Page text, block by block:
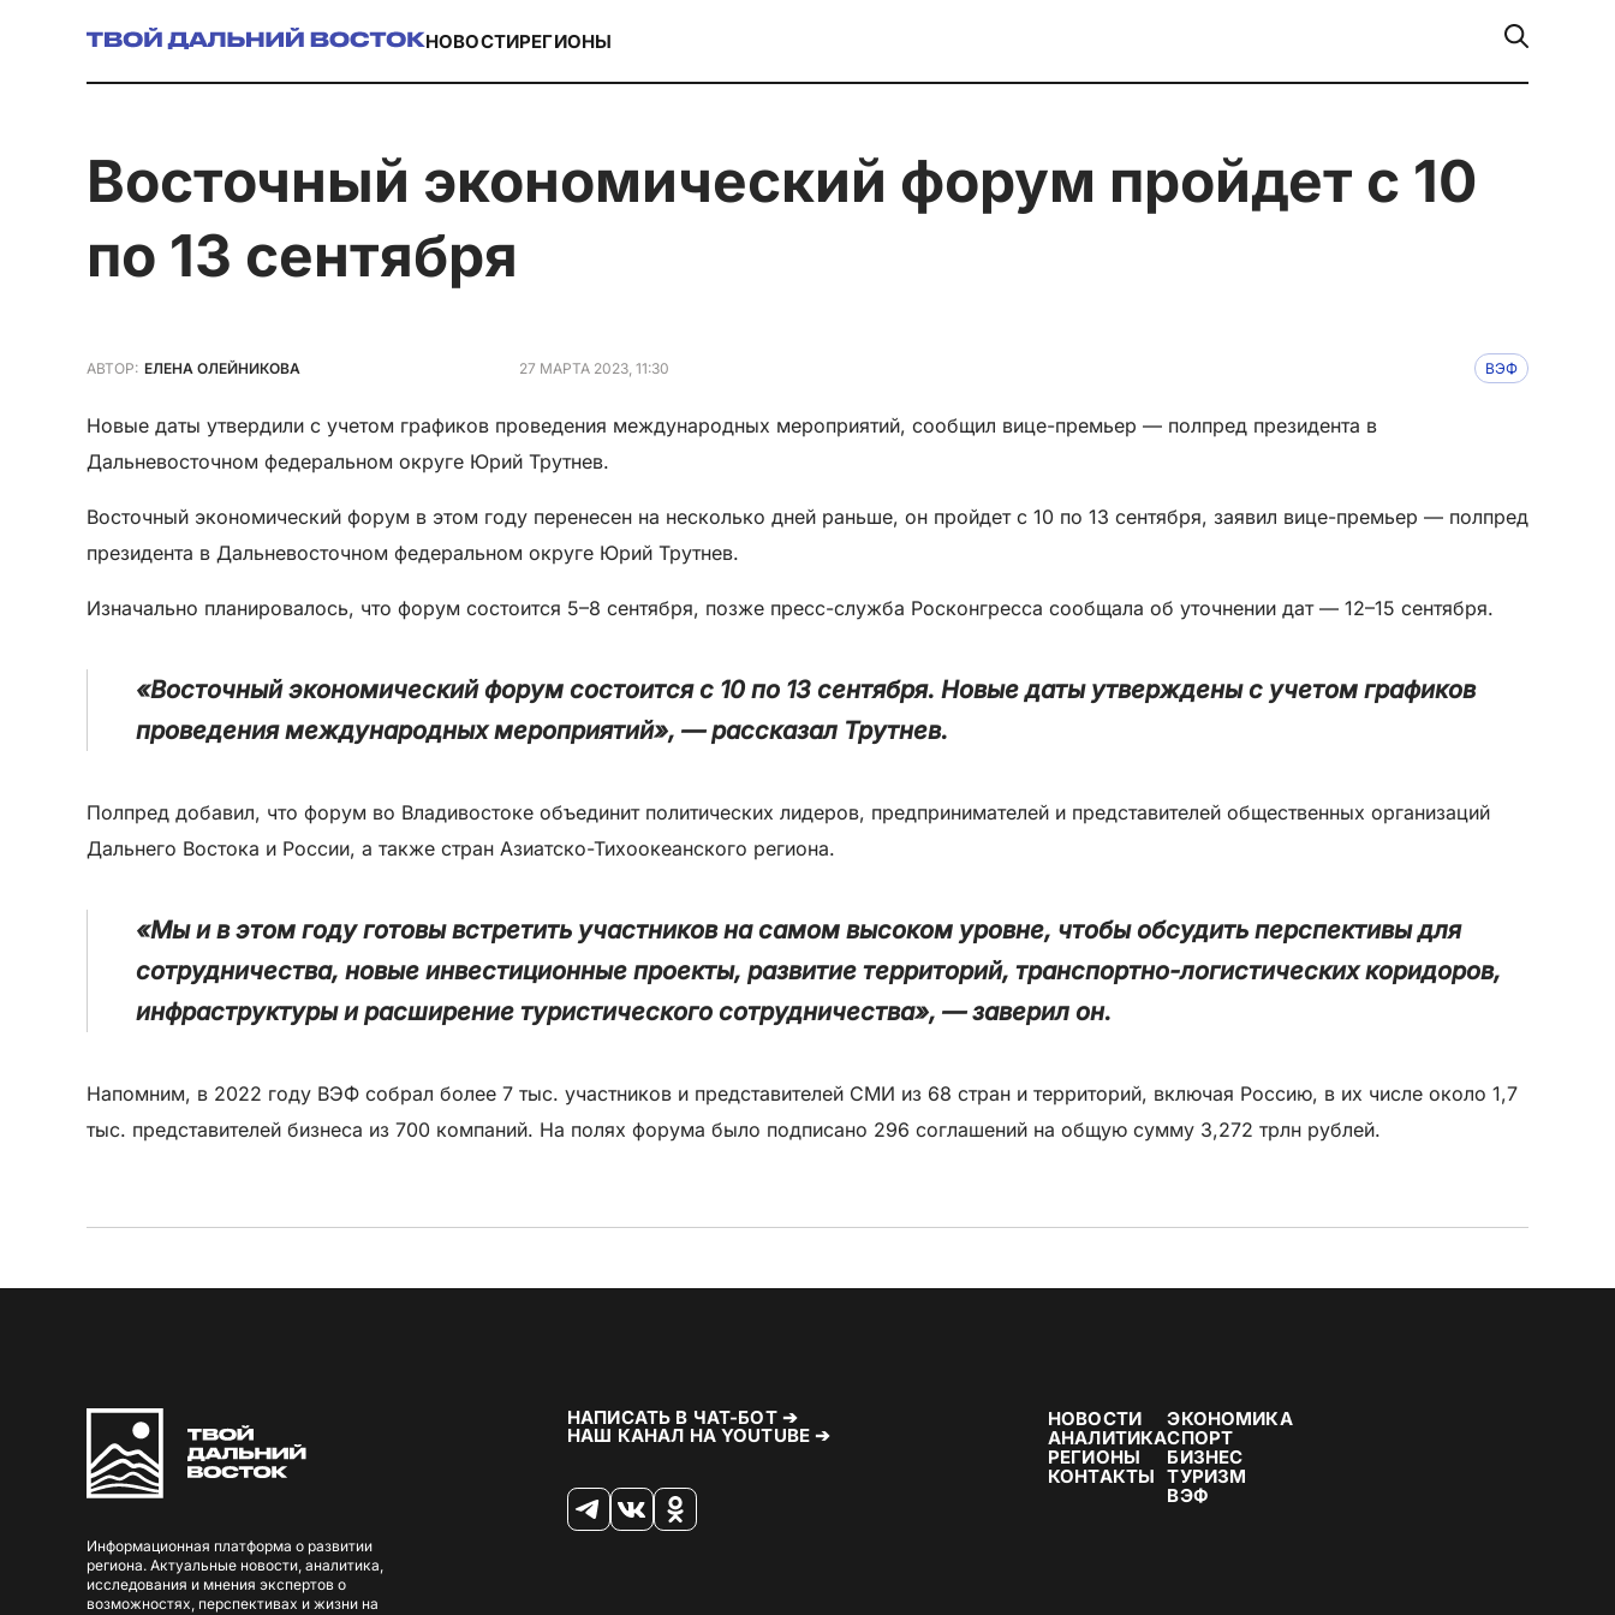
НОВОСТИРЕГИОНЫ
Восточный экономический форум пройдет с 10
по 13 сентября
АВТОР: ЕЛЕНА ОЛЕЙНИКОВА 27 МАРТА 2023, 11:30 ВЭФ
Новые даты утвердили с учетом графиков проведения международных мероприятий, сообщил вице-премьер — полпред президента в
Дальневосточном федеральном округе Юрий Трутнев.
Восточный экономический форум в этом году перенесен на несколько дней раньше, он пройдет с 10 по 13 сентября, заявил вице-премьер — полпред
президента в Дальневосточном федеральном округе Юрий Трутнев.
Изначально планировалось, что форум состоится 5–8 сентября, позже пресс-служба Росконгресса сообщала об уточнении дат — 12–15 сентября.
«Восточный экономический форум состоится с 10 по 13 сентября. Новые даты утверждены с учетом графиков
проведения международных мероприятий», — рассказал Трутнев.
Полпред добавил, что форум во Владивостоке объединит политических лидеров, предпринимателей и представителей общественных организаций
Дальнего Востока и России, а также стран Азиатско-Тихоокеанского региона.
«Мы и в этом году готовы встретить участников на самом высоком уровне, чтобы обсудить перспективы для
сотрудничества, новые инвестиционные проекты, развитие территорий, транспортно-логистических коридоров,
инфраструктуры и расширение туристического сотрудничества», — заверил он.
Напомним, в 2022 году ВЭФ собрал более 7 тыс. участников и представителей СМИ из 68 стран и территорий, включая Россию, в их числе около 1,7
тыс. представителей бизнеса из 700 компаний. На полях форума было подписано 296 соглашений на общую сумму 3,272 трлн рублей.
Информационная платформа о развитии
региона. Актуальные новости, аналитика,
исследования и мнения экспертов о
возможностях, перспективах и жизни на
НАПИСАТЬ В ЧАТ-БОТ ➔
НАШ КАНАЛ НА YOUTUBE ➔
НОВОСТИ
АНАЛИТИКА
РЕГИОНЫ
КОНТАКТЫ
ЭКОНОМИКА
СПОРТ
БИЗНЕС
ТУРИЗМ
ВЭФ